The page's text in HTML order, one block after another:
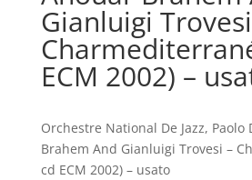
Gianluigi
ECM 2002) –
Orchestre National De Jazz,
Brahem And Gianluigi Trovesi –
cd ECM 2002) – usato